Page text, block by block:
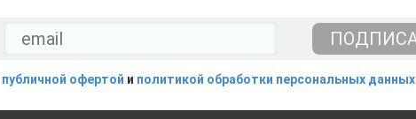
публичной офертой и политикой обработки персональных данных